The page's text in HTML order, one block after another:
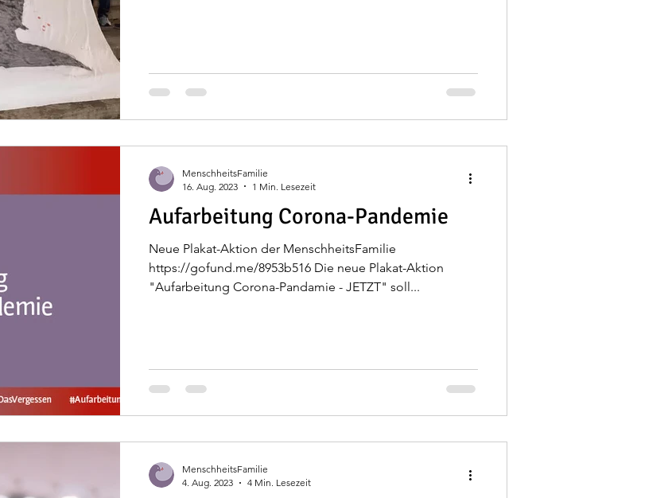
Aufarbeitung Corona-Pandemie
Neue Plakat-Aktion der MenschheitsFamilie
https://gofund.me/8953b516 Die neue Plakat-Aktion
"Aufarbeitung Corona-Pandamie - JETZT" soll...
MenschheitsFamilie
16. Aug. 2023
1 Min. Lesezeit
MenschheitsFamilie
4. Aug. 2023
4 Min. Lesezeit